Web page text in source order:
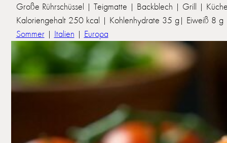
Große Rührschüssel | Teigmatte | Backblech | Grill |
Kaloriengehalt 250 kcal | Kohlenhydrate 35 g| Eiweiß 8
Sommer| Italien | Europa